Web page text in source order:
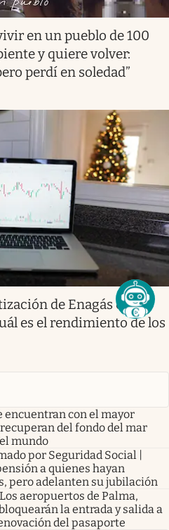
en un pueblo de 100
y quiere volver:
perdí en soledad”
de Enagás este
es el rendimiento de los
encuentran con el mayor
del fondo del mar
mundo
por Seguridad Social |
a quienes hayan
pero adelanten su jubilación
aeropuertos de Palma,
la entrada y salida a
del pasaporte